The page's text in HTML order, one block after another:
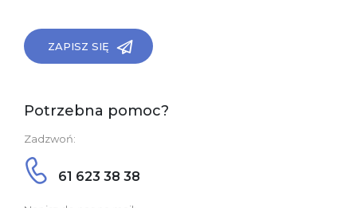
ZAPISZ SIĘ
Potrzebna pomoc?
Zadzwoń:
61 623 38 38